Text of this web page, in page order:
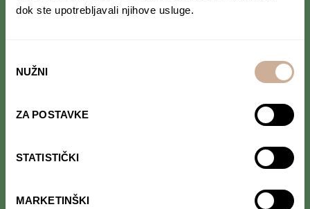
dok ste upotrebljavali njihove usluge.
pristanka
NUŽNI
ZA POSTAVKE
STATISTIČKI
MARKETINŠKI
Prihvaćam da se moji podaci spremaju u bazu
Od Norveške do Antarktike i od Južne Amerike
do Japana, objavljujemo zanimljive tekstove,
kulture.